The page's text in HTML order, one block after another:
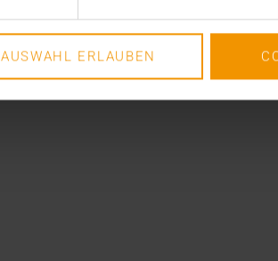
AUSWAHL ERLAUBEN